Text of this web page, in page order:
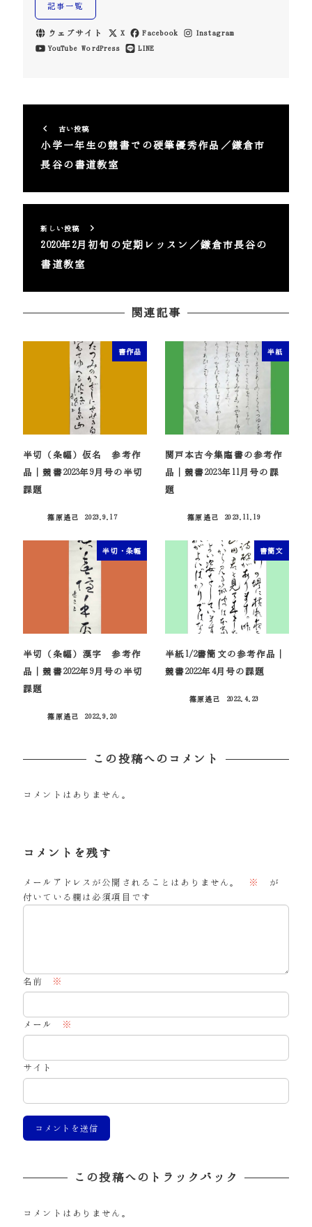
記事一覧
ウェブサイト X Facebook
Instagram
YouTube WordPress LINE
古い投稿
小学一年生の競書での硬筆優秀作品／鎌倉市
長谷の書道教室
新しい投稿
2020年2月初旬の定期レッスン／鎌倉市長谷の
書道教室
関連記事
書作品
半切（条幅）仮名 参考作
品｜競書2023年9月号の半切
課題
篠原遙己
2023.9.17
半紙
関戸本古今集臨書の参考作
品｜競書2023年11月号の課
題
篠原遙己
2023.11.19
半切・条幅
半切（条幅）漢字 参考作
品｜競書2022年9月号の半切
課題
篠原遙己
2022.9.20
書簡文
半紙1/2書簡文の参考作品｜
競書2022年4月号の課題
篠原遙己
2022.4.23
この投稿へのコメント
コメントはありません。
コメントを残す
メールアドレスが公開されることはありません。 ※
が
付いている欄は必須項目です
名前 ※
メール ※
サイト
この投稿へのトラックバック
コメントはありません。